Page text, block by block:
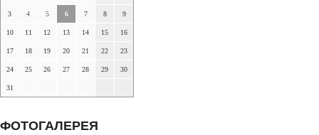
3 4 5 6 7 8 9
10 11 12 13 14 15 16
17 18 19 20 21 22 23
24 25 26 27 28 29 30
31
ФОТОГАЛЕРЕЯ